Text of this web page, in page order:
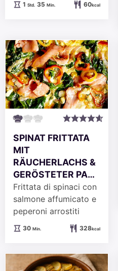
1Stunde
Std. 35Minuten
Min. 60kcal
SPINAT FRITTATA
MIT
RÄUCHERLACHS &
GERÖSTETER PA…
Frittata di spinaci con
salmone affumicato e
peperoni arrostiti
30Minuten
Min. 328kcal